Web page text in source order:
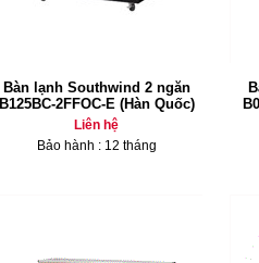
Bàn lạnh Southwind 2 ngăn
B125BC-2FFOC-E (Hàn Quốc)
Liên hệ
Bảo hành : 12 tháng